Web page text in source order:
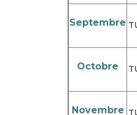
Septembre
Octobre
Novembre